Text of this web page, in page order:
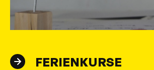
FERIENKURSE